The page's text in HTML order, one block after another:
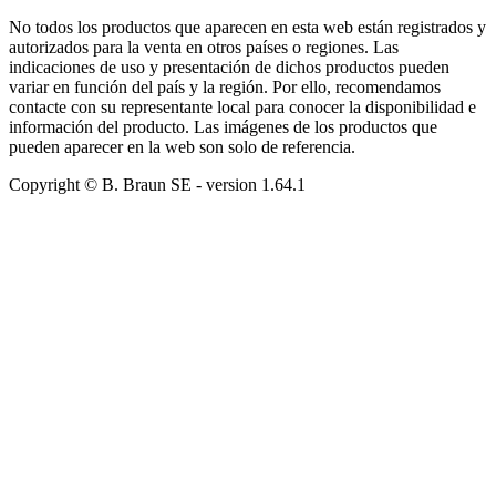
No todos los productos que aparecen en esta web están registrados y
autorizados para la venta en otros países o regiones. Las
indicaciones de uso y presentación de dichos productos pueden
variar en función del país y la región. Por ello, recomendamos
contacte con su representante local para conocer la disponibilidad e
información del producto. Las imágenes de los productos que
pueden aparecer en la web son solo de referencia.
Copyright © B. Braun SE - version 1.64.1